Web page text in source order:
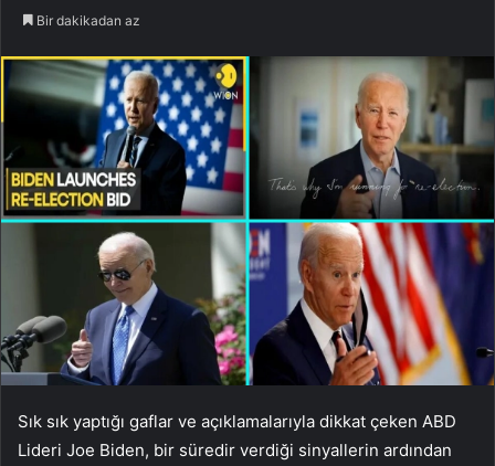
Bir dakikadan az
Sık sık yaptığı gaflar ve açıklamalarıyla dikkat çeken ABD
Lideri Joe Biden, bir süredir verdiği sinyallerin ardından